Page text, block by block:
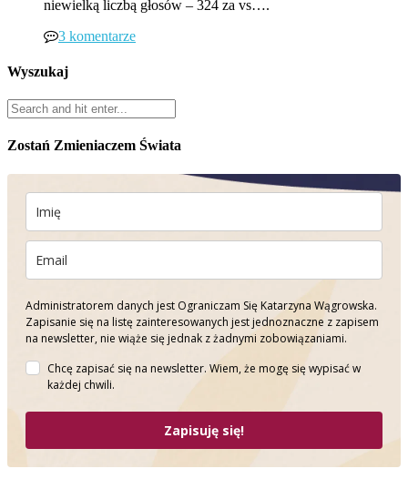
niewielką liczbą głosów – 324 za vs….
3 komentarze
Wyszukaj
Zostań Zmieniaczem Świata
Administratorem danych jest Ograniczam Się Katarzyna Wągrowska.
Zapisanie się na listę zainteresowanych jest jednoznaczne z zapisem
na newsletter, nie wiąże się jednak z żadnymi zobowiązaniami.
Chcę zapisać się na newsletter. Wiem, że mogę się wypisać w
każdej chwili.
Zapisuję się!